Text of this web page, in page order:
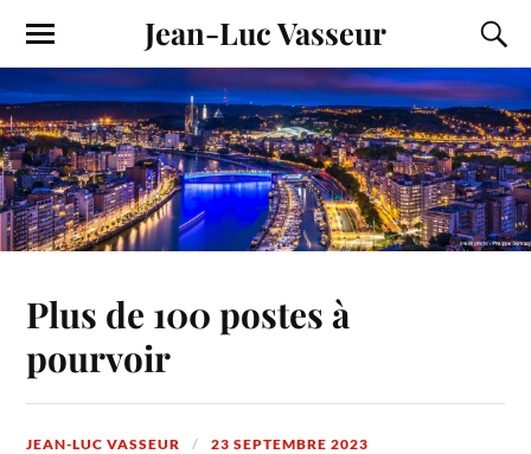
Jean-Luc Vasseur
Plus de 100 postes à
pourvoir
JEAN-LUC VASSEUR 23 SEPTEMBRE 2023